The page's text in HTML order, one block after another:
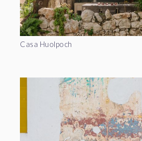
Casa Huolpoch